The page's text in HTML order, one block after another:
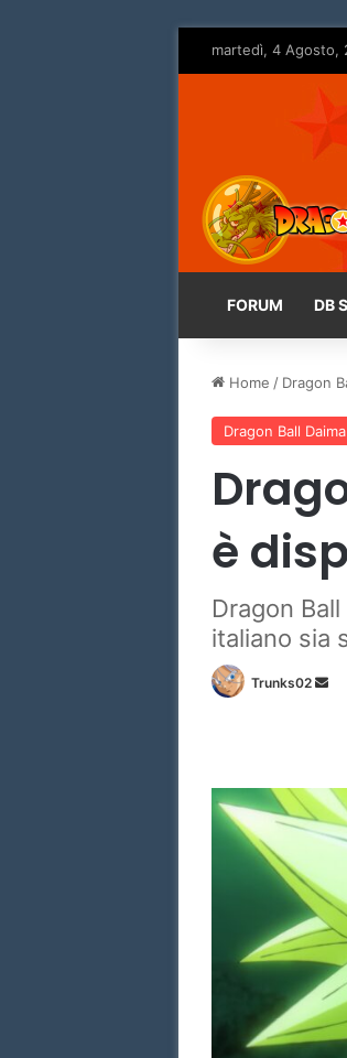
martedì, 4 Agosto,
FORUM DB
Home / Dragon
Dragon Ball Daima
è
Dragon
italiano sia
Trunks02